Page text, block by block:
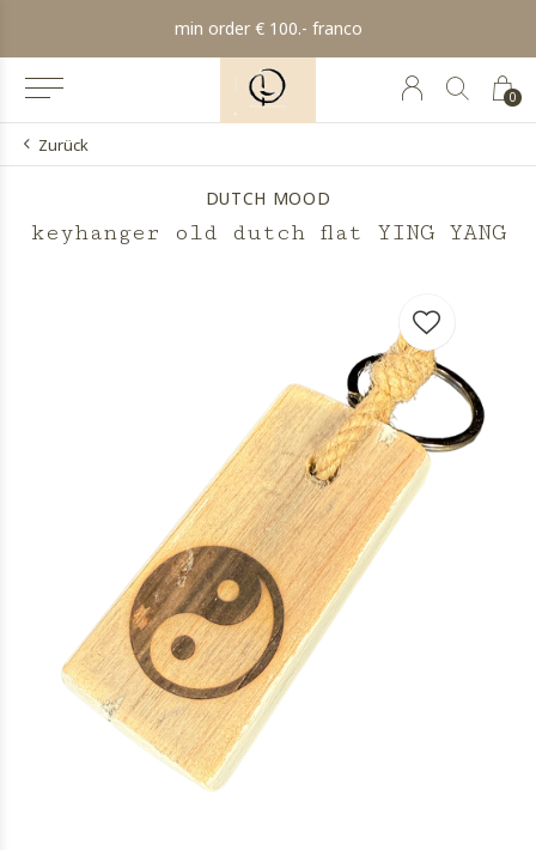
0
min order € 100.- franco
Zurück
DUTCH MOOD
keyhanger old dutch flat YING YANG